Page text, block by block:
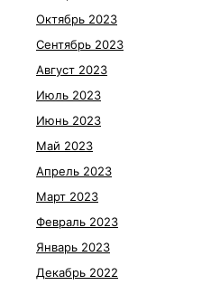
Октябрь 2023
Сентябрь 2023
Август 2023
Июль 2023
Июнь 2023
Май 2023
Апрель 2023
Март 2023
Февраль 2023
Январь 2023
Декабрь 2022